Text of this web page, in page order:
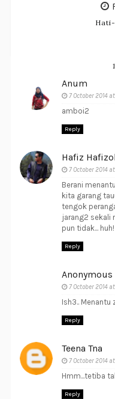
Anum
7 October 2014 at
amboi2
Reply
Hafiz Hafizol
7 October 2014
Berani
kita garang
tengok
jarang2 sekali
pun tidak... huh!
Reply
Anonymous
7 October 2014
Ish3.. Menantu
Reply
Teena Tna
7 October 2014 at
Hmm...tetiba
Reply